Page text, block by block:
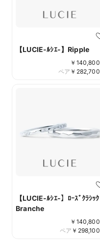
【LUCIE-ﾙｼｴ-】Ripple
￥ 140,800
￥ 282,700
ペア
【LUCIE-ﾙｼｴ-】ﾛｰｽﾞｸﾗｼｯｸ
Branche
￥ 140,800
￥ 298,100
ペア